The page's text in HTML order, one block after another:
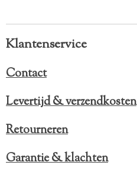
Klantenservice
Contact
Levertijd & verzendkosten
Retourneren
Garantie & klachten